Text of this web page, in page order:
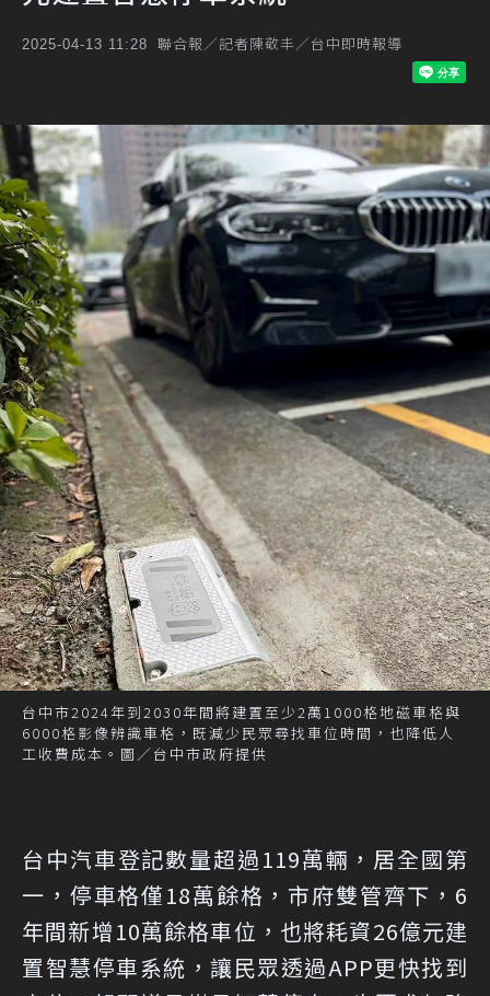
2025-04-13 11:28 聯合報／記者陳敬丰／台中即時報導
台中市2024年到2030年間將建置至少2萬1000格地磁車格與
6000格影像辨識車格，既減少民眾尋找車位時間，也降低人
工收費成本。圖／台中市政府提供
台中汽車登記數量超過119萬輛，居全國第
一，停車格僅18萬餘格，市府雙管齊下，6
年間新增10萬餘格車位，也將耗資26億元建
置智慧停車系統，讓民眾透過APP更快找到